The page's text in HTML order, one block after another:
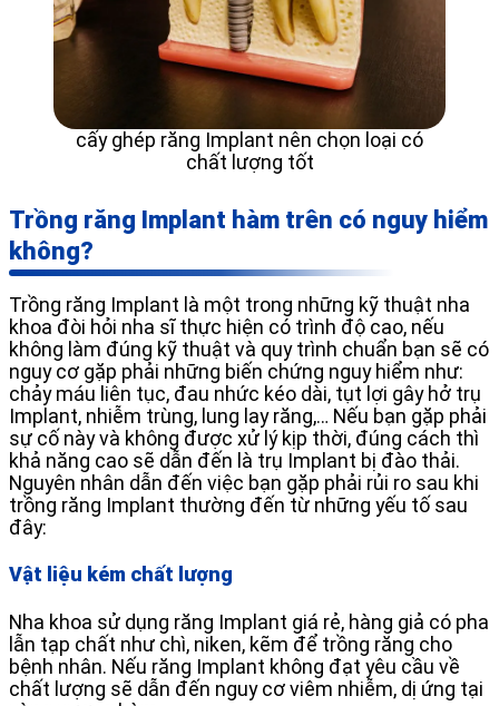
cấy ghép răng Implant nên chọn loại có
chất lượng tốt
Trồng răng Implant hàm trên có nguy hiểm
không?
Trồng răng Implant là một trong những kỹ thuật nha
khoa đòi hỏi nha sĩ thực hiện có trình độ cao, nếu
không làm đúng kỹ thuật và quy trình chuẩn bạn sẽ có
nguy cơ gặp phải những biến chứng nguy hiểm như:
chảy máu liên tục, đau nhức kéo dài, tụt lợi gây hở trụ
Implant, nhiễm trùng, lung lay răng,… Nếu bạn gặp phải
sự cố này và không được xử lý kịp thời, đúng cách thì
khả năng cao sẽ dẫn đến là trụ Implant bị đào thải.
Nguyên nhân dẫn đến việc bạn gặp phải rủi ro sau khi
trồng răng Implant thường đến từ những yếu tố sau
đây:
Vật liệu kém chất lượng
Nha khoa sử dụng răng Implant giá rẻ, hàng giả có pha
lẫn tạp chất như chì, niken, kẽm để trồng răng cho
bệnh nhân. Nếu răng Implant không đạt yêu cầu về
chất lượng sẽ dẫn đến nguy cơ viêm nhiễm, dị ứng tại